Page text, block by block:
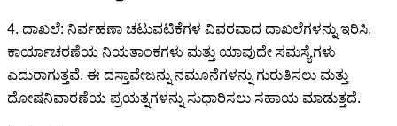
4. ದಾಖಲೆ: ನಿರ್ವಹಣಾ ಚಟುವಟಿಕೆಗಳ ವಿವರವಾದ ದಾಖಲೆಗಳನ್ನು ಇರಿಸಿ,
ಕಾರ್ಯಾಚರಣೆಯ ನಿಯತಾಂಕಗಳು ಮತ್ತು ಯಾವುದೇ ಸಮಸ್ಯೆಗಳು
ಎದುರಾಗುತ್ತವೆ. ಈ ದಸ್ತಾವೇಜನ್ನು ನಮೂನೆಗಳನ್ನು ಗುರುತಿಸಲು ಮತ್ತು
ದೋಷನಿವಾರಣೆಯ ಪ್ರಯತ್ನಗಳನ್ನು ಸುಧಾರಿಸಲು ಸಹಾಯ ಮಾಡುತ್ತದೆ.